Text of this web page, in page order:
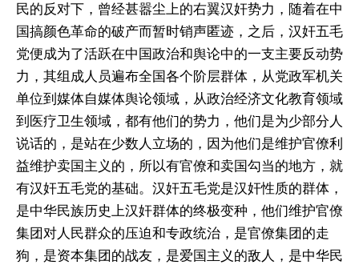
民的反对下，曾经甚嚣尘上的右翼汉奸势力，随着在中
国搞颜色革命的破产而暂时销声匿迹，之后，汉奸五毛
党便成为了活跃在中国政治和舆论中的一支主要反动势
力，其组成人员遍布全国各个阶层群体，从党政军机关
单位到媒体自媒体舆论领域，从政治经济文化教育领域
到医疗卫生领域，都有他们的势力，他们是为少部分人
说话的，是站在少数人立场的，因为他们是维护官僚利
益维护卖国主义的，所以有官僚和卖国勾当的地方，就
有汉奸五毛党的基础。汉奸五毛党是汉奸性质的群体，
是中华民族历史上汉奸群体的终极变种，他们维护官僚
集团对人民群众的压迫和专政统治，是官僚集团的走
狗，是资本集团的战友，是爱国主义的敌人，是中华民